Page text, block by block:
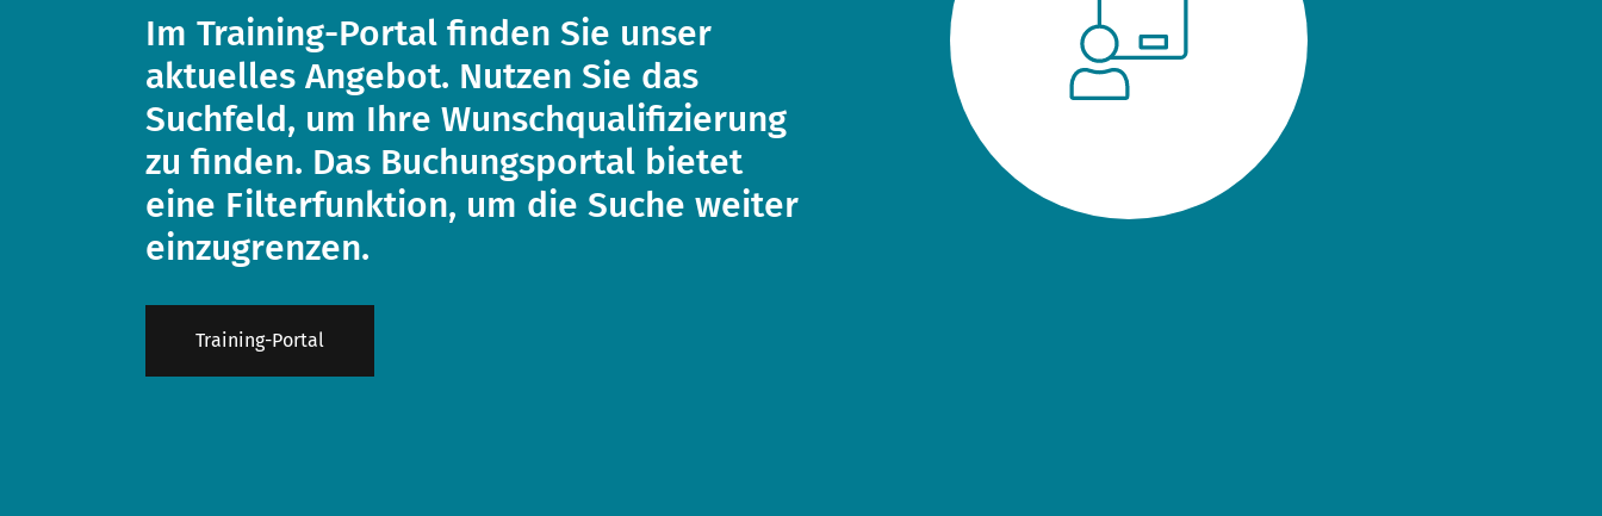
Im Training-Portal finden Sie unser
aktuelles Angebot. Nutzen Sie das
Suchfeld, um Ihre Wunschqualifizierung
zu finden. Das Buchungsportal bietet
eine Filterfunktion, um die Suche weiter
einzugrenzen.
Training-Portal